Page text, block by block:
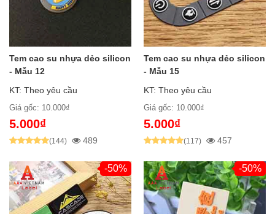
Tem cao su nhựa dẻo silicon
- Mẫu 12
KT: Theo yêu cầu
Giá gốc: 10.000₫
5.000₫
(144) 489
Tem cao su nhựa dẻo silicon
- Mẫu 15
KT: Theo yêu cầu
Giá gốc: 10.000₫
5.000₫
(117) 457
-50% -50%